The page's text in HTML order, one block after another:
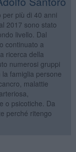
per più di 40 anni
2017 sono stato
livello. Dal
continuato a
ricerca della
numerosi gruppi
famiglia persone
malattie
o psicotiche. Da
perché ritengo